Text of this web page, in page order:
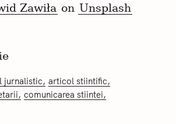
Zawiła on Unsplash
jurnalistic articol stiintific
comunicarea stiintei